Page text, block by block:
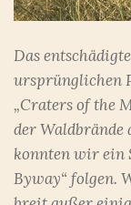
Das
ursprünglichen
„Craters of the
der Waldbrände
konnten wir ein
Byway“ folgen.